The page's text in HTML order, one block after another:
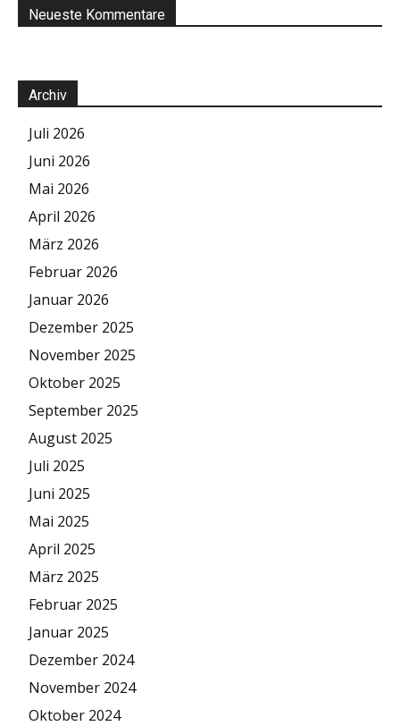
Neueste Kommentare
Archiv
Juli 2026
Juni 2026
Mai 2026
April 2026
März 2026
Februar 2026
Januar 2026
Dezember 2025
November 2025
Oktober 2025
September 2025
August 2025
Juli 2025
Juni 2025
Mai 2025
April 2025
März 2025
Februar 2025
Januar 2025
Dezember 2024
November 2024
Oktober 2024